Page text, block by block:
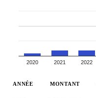
2020 2021 2022
ANNÉE MONTANT